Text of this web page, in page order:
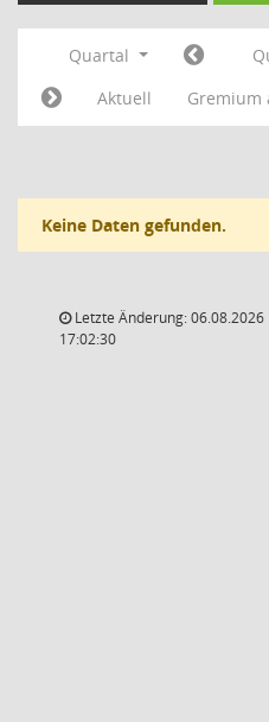
Quartal
Aktuell
Gremium
Keine Daten gefunden.
Letzte Änderung: 06.08.2026
17:02:30